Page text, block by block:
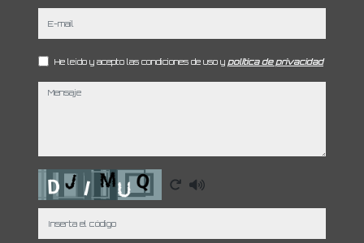
He leído y acepto las condiciones de uso y política de privacidad
mensaje
Captcha